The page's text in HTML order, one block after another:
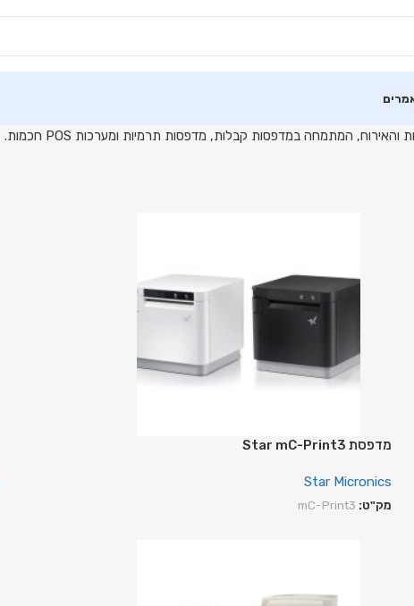
מדפסת Star mC-Print3
Star Micronics
מק"ט: mC-Print3